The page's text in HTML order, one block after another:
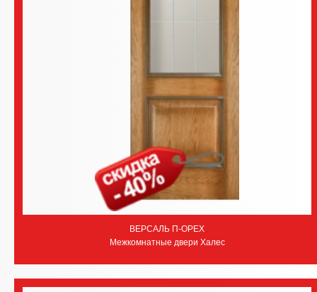
ВЕРСАЛЬ П-ОРЕХ
Межкомнатные двери Халес